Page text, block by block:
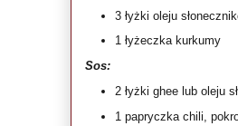
3 łyżki oleju
1 łyżeczka kurkumy
Sos:
2 łyżki ghee lub oleju
1 papryczka chili,